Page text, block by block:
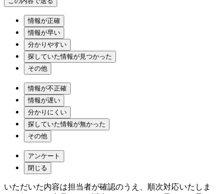
情報が正確
情報が早い
分かりやすい
探していた情報が見つかった
その他
情報が不正確
情報が遅い
分かりにくい
探していた情報が無かった
その他
アンケート
閉じる
いただいた内容は担当者が確認のうえ、順次対応いたしま